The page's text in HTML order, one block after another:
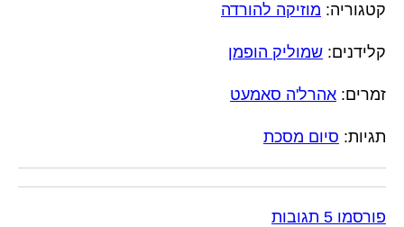
קטגוריה: מוזיקה להורדה
קלידנים: שמוליק הופמן
זמרים: אהרל'ה סאמעט
תגיות: סיום מסכת
פורסמו 5 תגובות